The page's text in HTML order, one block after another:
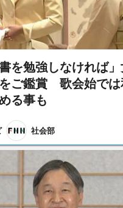
を勉強しなければ
ご鑑賞 歌会始では
る事も
社会部